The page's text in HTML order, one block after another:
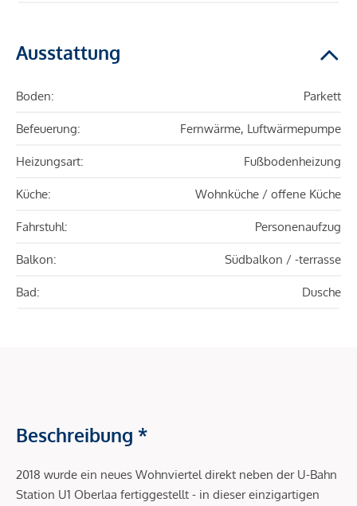
Ausstattung
Boden: Parkett
Befeuerung: Fernwärme, Luftwärmepumpe
Heizungsart: Fußbodenheizung
Küche: Wohnküche / offene Küche
Fahrstuhl: Personenaufzug
Balkon: Südbalkon / -terrasse
Bad: Dusche
Beschreibung *
2018 wurde ein neues Wohnviertel direkt neben der U-Bahn
Station U1 Oberlaa fertiggestellt - in dieser einzigartigen